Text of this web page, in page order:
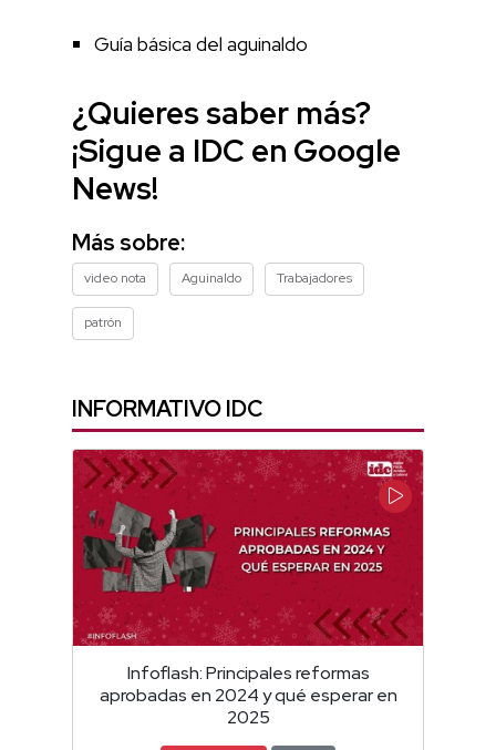
Guía básica del aguinaldo
¿Quieres saber más?
¡Sigue a IDC en Google
News!
Más sobre:
video nota Aguinaldo Trabajadores
patrón
INFORMATIVO IDC
Infoflash: Principales reformas
aprobadas en 2024 y qué esperar en
2025